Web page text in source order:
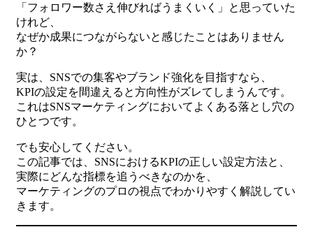
「フォロワー数さえ伸びればうまくいく」と思っていた
けれど、
なぜか成果につながらないと感じたことはありません
か？
実は、SNSでの集客やブランド強化を目指すなら、
KPIの設定を間違えると方向性がズレてしまうんです。
これはSNSマーケティングにおいてよくある落とし穴の
ひとつです。
でも安心してください。
この記事では、SNSにおけるKPIの正しい設定方法と、
実際にどんな指標を追うべきなのかを、
マーケティングのプロの視点でわかりやすく解説してい
きます。